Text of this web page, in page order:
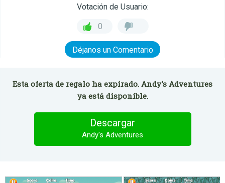
Votación de Usuario:
0
Déjanos un Comentario
Esta oferta de regalo ha expirado. Andy's Adventures
ya está disponible.
Descargar
Andy's Adventures